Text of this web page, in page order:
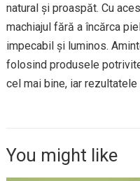
natural și proaspăt. Cu
machiajul fără a încărca
impecabil și luminos.
folosind produsele
cel mai bine, iar
You might like